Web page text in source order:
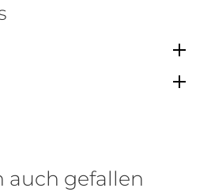
auch gefallen